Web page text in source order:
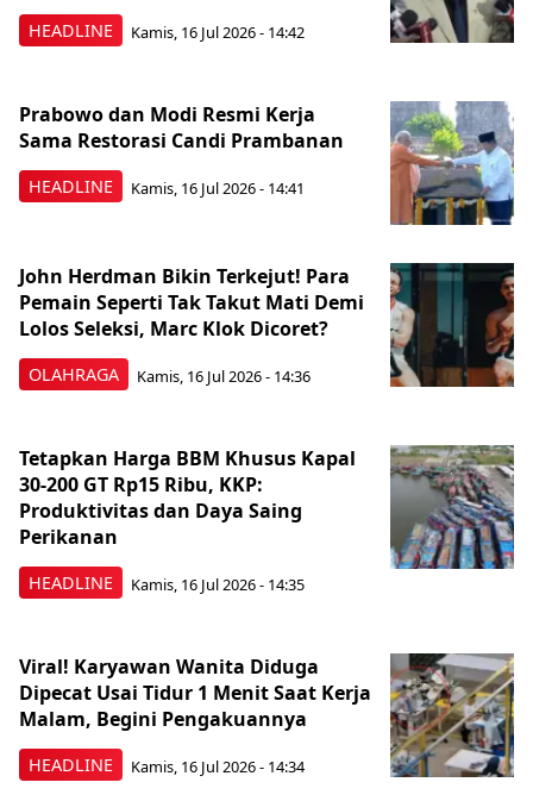
HEADLINE Kamis, 16 Jul 2026 - 14:42
HEADLINE
Prabowo dan Modi Resmi Kerja
Sama Restorasi Candi Prambanan
Kamis, 16 Jul 2026 - 14:41
OLAHRAGA
John Herdman Bikin Terkejut! Para
Pemain Seperti Tak Takut Mati Demi
Lolos Seleksi, Marc Klok Dicoret?
Kamis, 16 Jul 2026 - 14:36
HEADLINE
Tetapkan Harga BBM Khusus Kapal
30-200 GT Rp15 Ribu, KKP:
Produktivitas dan Daya Saing
Perikanan
Kamis, 16 Jul 2026 - 14:35
HEADLINE
Viral! Karyawan Wanita Diduga
Dipecat Usai Tidur 1 Menit Saat Kerja
Malam, Begini Pengakuannya
Kamis, 16 Jul 2026 - 14:34